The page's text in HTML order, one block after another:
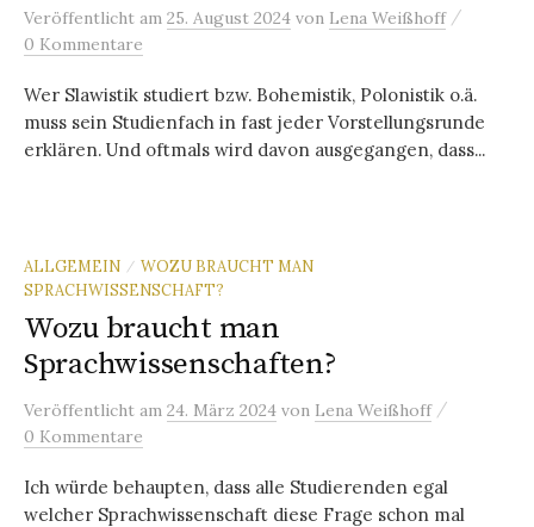
Veröffentlicht am 25. August 2024 von Lena Weißhoff /
0 Kommentare
Wer Slawistik studiert bzw. Bohemistik, Polonistik o.ä.
muss sein Studienfach in fast jeder Vorstellungsrunde
erklären. Und oftmals wird davon ausgegangen, dass...
ALLGEMEIN / WOZU BRAUCHT MAN
SPRACHWISSENSCHAFT?
Wozu braucht man
Sprachwissenschaften?
Veröffentlicht am 24. März 2024 von Lena Weißhoff /
0 Kommentare
Ich würde behaupten, dass alle Studierenden egal
welcher Sprachwissenschaft diese Frage schon mal